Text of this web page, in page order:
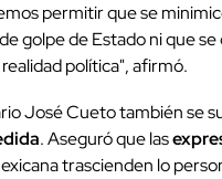
permitir que se
golpe de Estado ni que
política", afirmó.
José Cueto también se
. Aseguró que las
trascienden lo